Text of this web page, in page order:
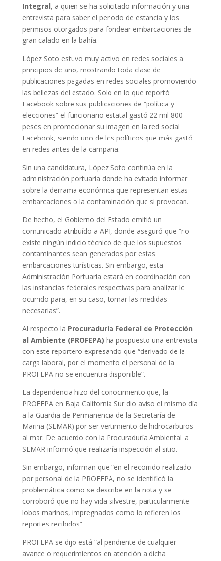
Integral, a quien se ha solicitado información y una
entrevista para saber el periodo de estancia y los
permisos otorgados para fondear embarcaciones de
gran calado en la bahía.
López Soto estuvo muy activo en redes sociales a
principios de año, mostrando toda clase de
publicaciones pagadas en redes sociales promoviendo
las bellezas del estado. Solo en lo que reportó
Facebook sobre sus publicaciones de “política y
elecciones” el funcionario estatal gastó 22 mil 800
pesos en promocionar su imagen en la red social
Facebook, siendo uno de los políticos que más gastó
en redes antes de la campaña.
Sin una candidatura, López Soto continúa en la
administración portuaria donde ha evitado informar
sobre la derrama económica que representan estas
embarcaciones o la contaminación que si provocan.
De hecho, el Gobierno del Estado emitió un
comunicado atribuído a API, donde aseguró que “no
existe ningún indicio técnico de que los supuestos
contaminantes sean generados por estas
embarcaciones turísticas. Sin embargo, esta
Administración Portuaria estará en coordinación con
las instancias federales respectivas para analizar lo
ocurrido para, en su caso, tomar las medidas
necesarias”.
Al respecto la Procuraduría Federal de Protección
al Ambiente (PROFEPA) ha pospuesto una entrevista
con este reportero expresando que “derivado de la
carga laboral, por el momento el personal de la
PROFEPA no se encuentra disponible”.
La dependencia hizo del conocimiento que, la
PROFEPA en Baja California Sur dio aviso el mismo día
a la Guardia de Permanencia de la Secretaría de
Marina (SEMAR) por ser vertimiento de hidrocarburos
al mar. De acuerdo con la Procuraduría Ambiental la
SEMAR informó que realizaría inspección al sitio.
Sin embargo, informan que “en el recorrido realizado
por personal de la PROFEPA, no se identificó la
problemática como se describe en la nota y se
corroboró que no hay vida silvestre, particularmente
lobos marinos, impregnados como lo refieren los
reportes recibidos”.
PROFEPA se dijo está “al pendiente de cualquier
avance o requerimientos en atención a dicha